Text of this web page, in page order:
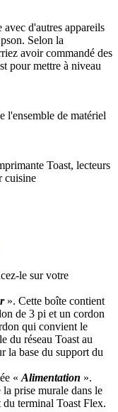
d'autres appareils
Selon la
avoir commandé des
pour mettre à niveau
l'ensemble de matériel
le sur votre
». Cette boîte contient
de 3 pi et un cordon
qui convient le
du réseau Toast au
la base du support du
« Alimentation ».
prise murale dans le
du terminal Toast Flex.